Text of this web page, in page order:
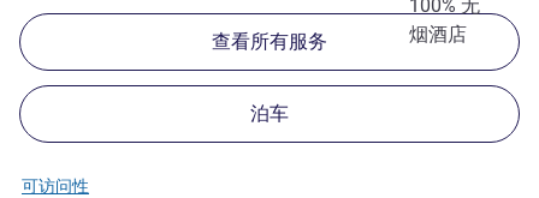
100% 无
烟酒店
查看所有服务
泊车
可访问性